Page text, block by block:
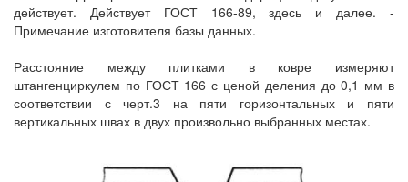
действует. Действует ГОСТ 166-89, здесь и далее. -
Примечание изготовителя базы данных.
Расстояние между плитками в ковре измеряют
штангенциркулем по ГОСТ 166 с ценой деления до 0,1 мм в
соответствии с черт.3 на пяти горизонтальных и пяти
вертикальных швах в двух произвольно выбранных местах.